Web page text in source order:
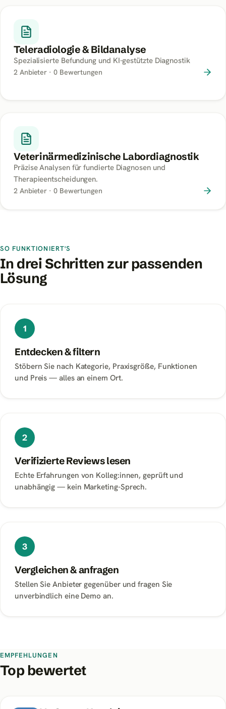
Teleradiologie & Bildanalyse
Spezialisierte Befundung und KI-gestützte Diagnostik
2Anbieter · 0Bewertungen
Veterinärmedizinische Labordiagnostik
Präzise Analysen für fundierte Diagnosen und
Therapieentscheidungen.
2Anbieter · 0Bewertungen
SO FUNKTIONIERT'S
In drei Schritten zur passenden
Lösung
1
Entdecken & filtern
Stöbern Sie nach Kategorie, Praxisgröße, Funktionen
und Preis — alles an einem Ort.
2
Verifizierte Reviews lesen
Echte Erfahrungen von Kolleg:innen, geprüft und
unabhängig — kein Marketing-Sprech.
3
Vergleichen & anfragen
Stellen Sie Anbieter gegenüber und fragen Sie
unverbindlich eine Demo an.
EMPFEHLUNGEN
Top bewertet